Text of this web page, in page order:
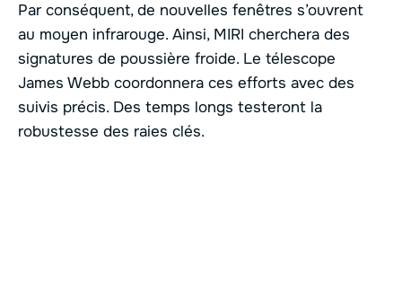
Par conséquent, de nouvelles fenêtres s’ouvrent
au moyen infrarouge. Ainsi, MIRI cherchera des
signatures de poussière froide. Le télescope
James Webb coordonnera ces efforts avec des
suivis précis. Des temps longs testeront la
robustesse des raies clés.